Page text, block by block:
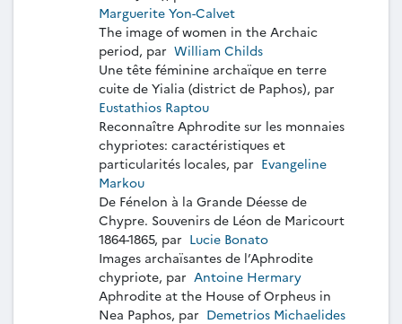
Marguerite Yon-Calvet
The image of women in the Archaic
period, par William Childs
Une tête féminine archaïque en terre
cuite de Yialia (district de Paphos), par
Eustathios Raptou
Reconnaître Aphrodite sur les monnaies
chypriotes: caractéristiques et
particularités locales, par Evangeline
Markou
De Fénelon à la Grande Déesse de
Chypre. Souvenirs de Léon de Maricourt
1864-1865, par Lucie Bonato
Images archaïsantes de l’Aphrodite
chypriote, par Antoine Hermary
Aphrodite at the House of Orpheus in
Nea Paphos, par Demetrios Michaelides